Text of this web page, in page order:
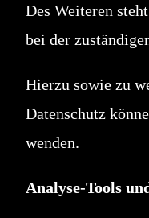
Des Weiteren
bei der
Hierzu sowie zu
Datenschutz
wenden.
Analyse-Tools